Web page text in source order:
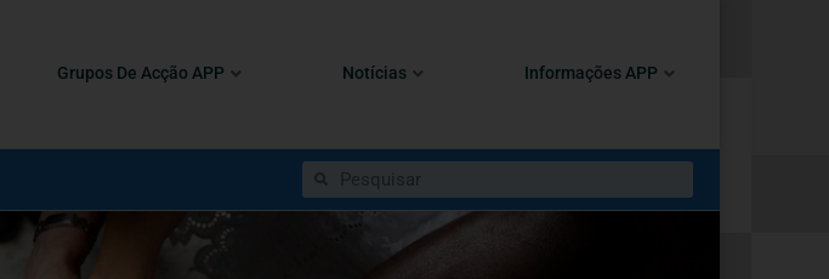
Grupos De Acção APP Notícias Informações APP